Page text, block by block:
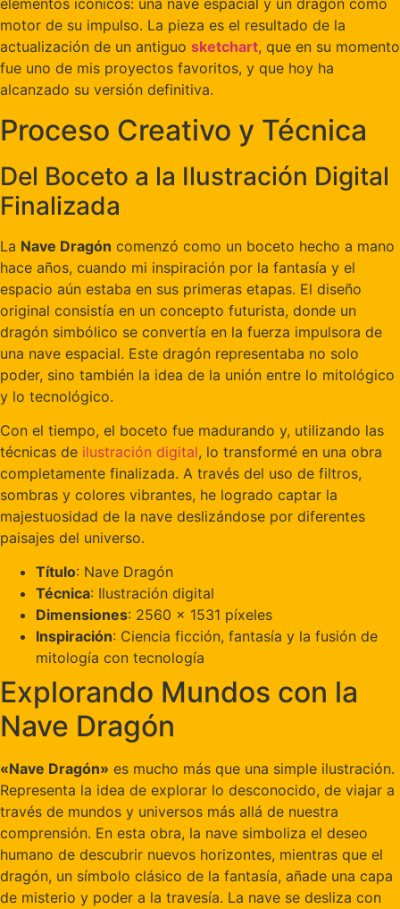
elementos icónicos: una nave espacial y un dragón como
motor de su impulso. La pieza es el resultado de la
actualización de un antiguo sketchart, que en su momento
fue uno de mis proyectos favoritos, y que hoy ha
alcanzado su versión definitiva.
Proceso Creativo y Técnica
Del Boceto a la Ilustración Digital
Finalizada
La Nave Dragón comenzó como un boceto hecho a mano
hace años, cuando mi inspiración por la fantasía y el
espacio aún estaba en sus primeras etapas. El diseño
original consistía en un concepto futurista, donde un
dragón simbólico se convertía en la fuerza impulsora de
una nave espacial. Este dragón representaba no solo
poder, sino también la idea de la unión entre lo mitológico
y lo tecnológico.
Con el tiempo, el boceto fue madurando y, utilizando las
técnicas de ilustración digital, lo transformé en una obra
completamente finalizada. A través del uso de filtros,
sombras y colores vibrantes, he logrado captar la
majestuosidad de la nave deslizándose por diferentes
paisajes del universo.
Título: Nave Dragón
Técnica: Ilustración digital
Dimensiones: 2560 x 1531 píxeles
Inspiración: Ciencia ficción, fantasía y la fusión de
mitología con tecnología
Explorando Mundos con la
Nave Dragón
«Nave Dragón» es mucho más que una simple ilustración.
Representa la idea de explorar lo desconocido, de viajar a
través de mundos y universos más allá de nuestra
comprensión. En esta obra, la nave simboliza el deseo
humano de descubrir nuevos horizontes, mientras que el
dragón, un símbolo clásico de la fantasía, añade una capa
de misterio y poder a la travesía. La nave se desliza con